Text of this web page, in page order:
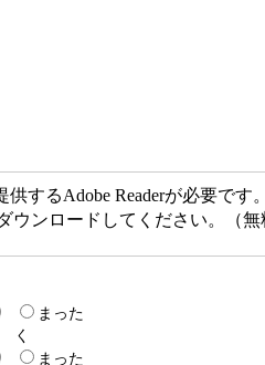
するAdobe Readerが必要です。
ウンロードしてください。（無
まった
く
まった